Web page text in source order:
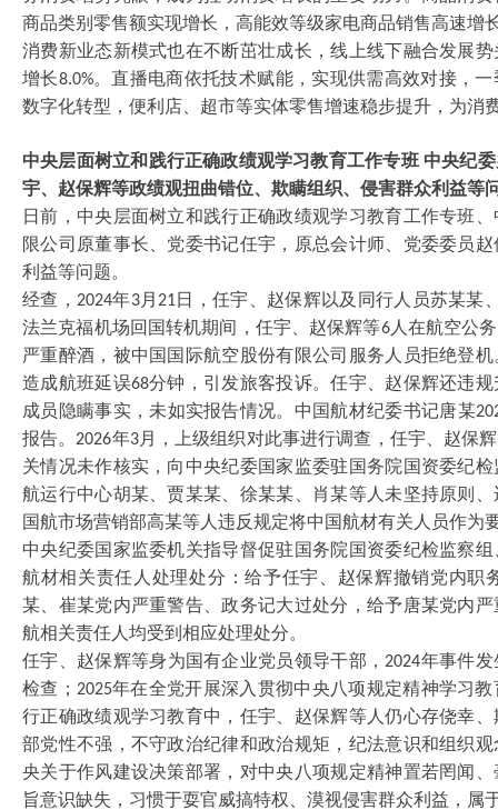
商品类别零售额实现增长，高能效等级家电商品销售高速增
消费新业态新模式也在不断茁壮成长，线上线下融合发展
增长8.0%。直播电商依托技术赋能，实现供需高效对接，
数字化转型，便利店、超市等实体零售增速稳步提升，为消
中央层面树立和践行正确政绩观学习教育工作专班 中央纪
宇、赵保辉等政绩观扭曲错位、欺瞒组织、侵害群众利益等
日前，中央层面树立和践行正确政绩观学习教育工作专班
限公司原董事长、党委书记任宇，原总会计师、党委委员
利益等问题。
经查， 2024年3月 21日，任宇、赵保辉以及同行人员苏某某
法兰克福机场回国转机期间，任宇、赵保辉等6人在航空公
严重醉酒，被中国国际航空股份有限公司服务人员拒绝登
造成航班延误68分钟，引发旅客投诉。任宇、赵保辉还违
成员隐瞒事实，未如实报告情况。中国航材纪委书记唐某
报告。 2026年3月，上级组织对此事进行调查，任宇、赵保
关情况未作核实，向中央纪委国家监委驻国务院国资委纪
航运行中心胡某、贾某某、徐某某、肖某等人未坚持原则
国航市场营销部高某等人违反规定将中国航材有关人员作为
中央纪委国家监委机关指导督促驻国务院国资委纪检监察
航材相关责任人处理处分：给予任宇、赵保辉撤销党内职
某、崔某党内严重警告、政务记大过处分，给予唐某党内
航相关责任人均受到相应处理处分。
任宇、赵保辉等身为国有企业党员领导干部， 2024年事件
检查； 2025年在全党开展深入贯彻中央八项规定精神学习
行正确政绩观学习教育中，任宇、赵保辉等人仍心存侥幸
部党性不强，不守政治纪律和政治规矩，纪法意识和组织
央关于作风建设决策部署，对中央八项规定精神置若罔闻
旨意识缺失，习惯于耍官威搞特权、漠视侵害群众利益，属